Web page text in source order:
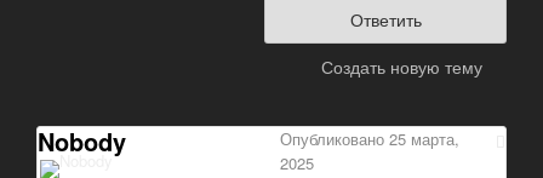
Ответить
Создать новую тему
Nobody Опубликовано 25 марта,
2025